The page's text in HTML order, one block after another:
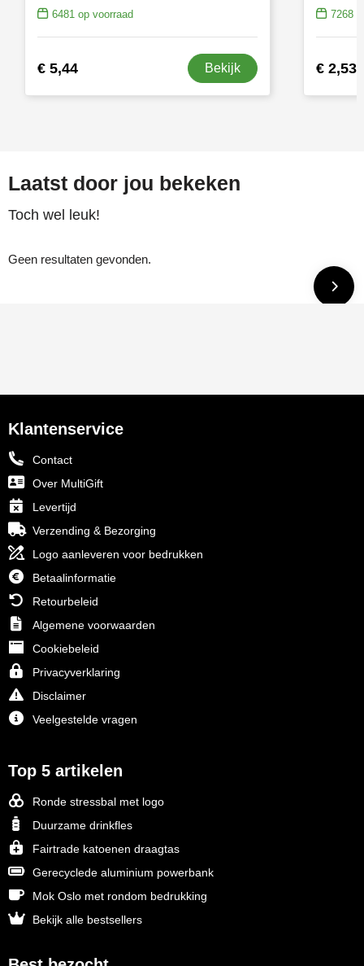
6481op voorraad
€ 5,44 Bekijk
7268
€ 2,53
Laatst door jou bekeken
Toch wel leuk!
Geen resultaten gevonden.
Klantenservice
Contact
Over MultiGift
Levertijd
Verzending & Bezorging
Logo aanleveren voor bedrukken
Betaalinformatie
Retourbeleid
Algemene voorwaarden
Cookiebeleid
Privacyverklaring
Disclaimer
Veelgestelde vragen
Top 5 artikelen
Ronde stressbal met logo
Duurzame drinkfles
Fairtrade katoenen draagtas
Gerecyclede aluminium powerbank
Mok Oslo met rondom bedrukking
Bekijk alle bestsellers